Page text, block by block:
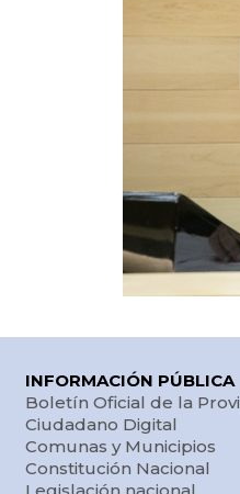
INFORMACIÓN PÚBLICA
Boletín Oficial de la
Ciudadano Digital
Comunas y Municipios
Constitución Nacional
Legislación nacional